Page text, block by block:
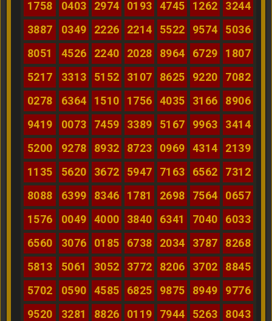
1758 0403 2974 0193 4745 1262
3244
3887
0349 2226 2214 5522 9574
5036
8051
4526 2240 2028 8964 6729
1807
5217
3313 5152 3107 8625 9220
7082
0278
6364 1510 1756 4035 3166
8906
9419
0073 7459 3389 5167 9963
3414
5200
9278 8932 8723 0969 4314
2139
1135
5620 3672 5947 7163 6562
7312
8088
6399 8346 1781 2698 7564
0657
1576
0049 4000 3840 6341 7040
6033
6560
3076 0185 6738 2034 3787
8268
5813
5061 3052 3772 8206 3702
8845
5702
0590 4585 6825 9875 8949
9776
9520
3281 8826 0119 7944 5263
8043